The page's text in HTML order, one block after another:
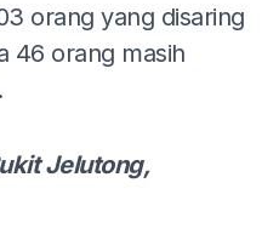
orang yang disaring
46 orang masih
Jelutong,